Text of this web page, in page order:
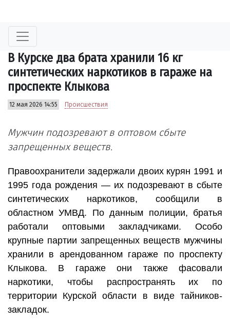
В Курске два брата хранили 16 кг
синтетических наркотиков в гараже на
проспекте Клыкова
12 мая 2026 14:55 Происшествия
Мужчин подозревают в оптовом сбыте
запрещенных веществ.
Правоохранители задержали двоих курян 1991 и
1995 года рождения — их подозревают в сбыте
синтетических наркотиков, сообщили в
областном УМВД. По данным полиции, братья
работали оптовыми закладчиками. Особо
крупные партии запрещенных веществ мужчины
хранили в арендованном гараже по проспекту
Клыкова. В гараже они также фасовали
наркотики, чтобы распространять их по
территории Курской области в виде тайников-
закладок.